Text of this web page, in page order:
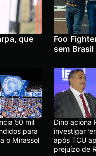
que
Foo
sem
50 mil
para
o Mirassol
Dino aciona
investigar
após TCU
prejuízo de